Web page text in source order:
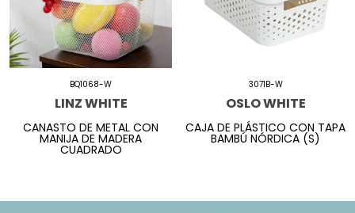
BQ1068-W
LINZ WHITE
CANASTO DE METAL CON
MANIJA DE MADERA
CUADRADO
3071B-W
OSLO WHITE
CAJA DE PLÁSTICO CON TAPA
BAMBÚ NÓRDICA (S)